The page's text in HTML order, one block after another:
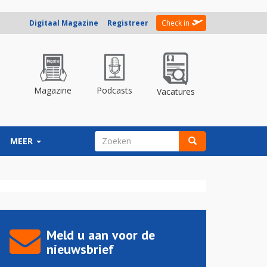
Digitaal Magazine Registreer Check in
Magazine Podcasts Vacatures
MEER ZOEKVELD
Meld u aan voor de
nieuwsbrief